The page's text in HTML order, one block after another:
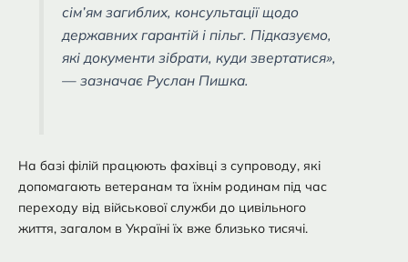
сім’ям загиблих, консультації щодо
державних гарантій і пільг. Підказуємо,
які документи зібрати, куди звертатися»,
— зазначає Руслан Пишка.
На базі філій працюють фахівці з супроводу, які
допомагають ветеранам та їхнім родинам під час
переходу від військової служби до цивільного
життя, загалом в Україні їх вже близько тисячі.